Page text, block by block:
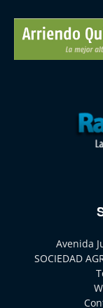
Avenida
SOCIEDAD